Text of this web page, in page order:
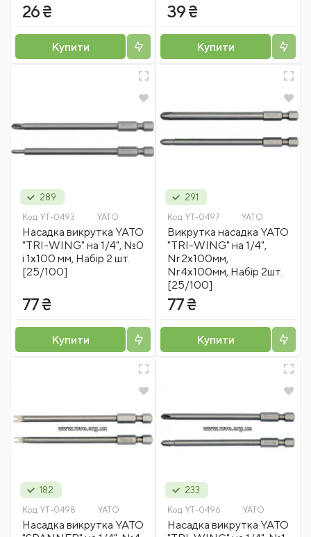
26 ₴
Купити
39 ₴
Купити
289
Код: YT-0493 YATO
Насадка викрутка YATO
"TRI-WING" на 1/4", №0
і 1х100 мм, Набір 2 шт.
[25/100]
77 ₴
Купити
291
Код: YT-0497 YATO
Викрутка насадка YATO
"TRI-WING" на 1/4",
Nr.2x100мм,
Nr.4x100мм, Набір 2шт.
[25/100]
77 ₴
Купити
182
Код: YT-0498 YATO
Насадка викрутка YATO
233
Код: YT-0496 YATO
Насадка викрутка YATO